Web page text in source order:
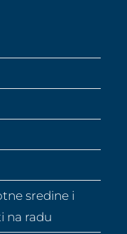
sredine i
na radu